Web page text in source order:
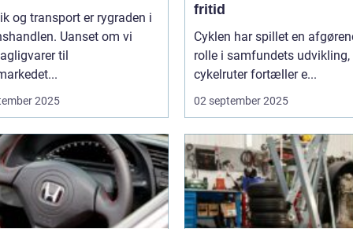
og transport er rygraden i
Uanset om vi
til
2025
fritid
Cyklen har spillet en
rolle i samfundets udvikling,
cykelruter fortæller e...
02 september 2025